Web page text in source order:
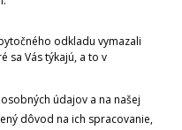
odkladu vymazali
sa Vás týkajú, a to v
údajov a na našej
dôvod na ich spracovanie,